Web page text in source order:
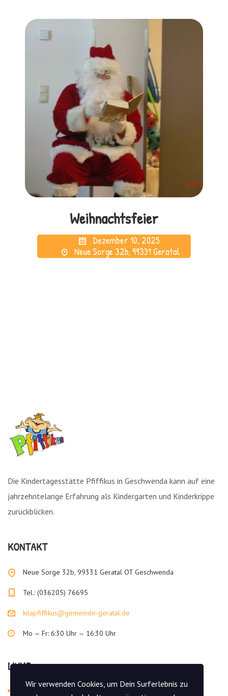
Weihnachtsfeier
Dezember 10, 2025
Neue Sorge 32b, 99331 Geratal
Die Kindertagesstätte Pfiffikus in Geschwenda kann auf eine
jahrzehntelange Erfahrung als Kindergarten und Kinderkrippe
zurückblicken.
KONTAKT
Neue Sorge 32b, 99331 Geratal OT Geschwenda
Tel.: (036205) 76695
kitapfiffikus@gemeinde-geratal.de
Mo — Fr: 6:30 Uhr — 16:30 Uhr
LINKS
Wir verwenden Cookies, um Dein Surferlebnis zu